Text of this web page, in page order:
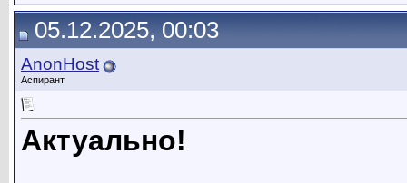
05.12.2025, 00:03
AnonHost
Аспирант
Актуально!